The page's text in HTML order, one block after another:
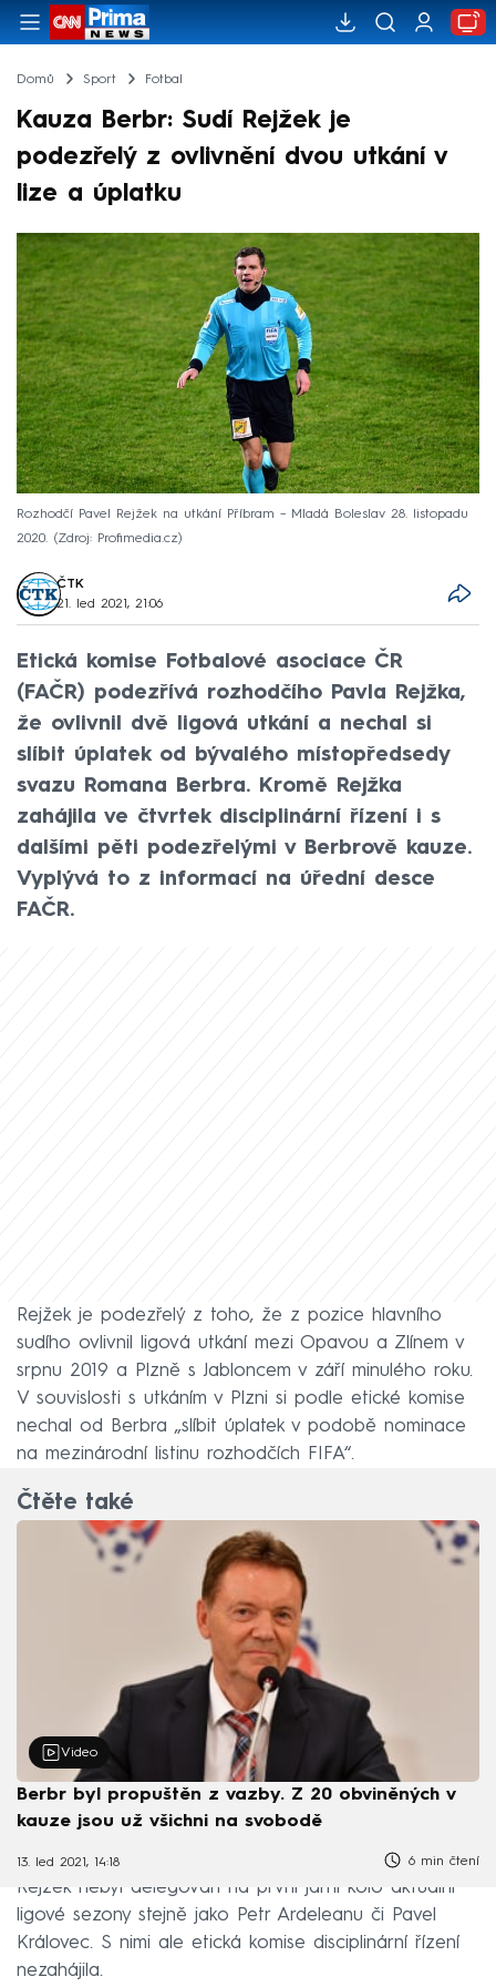
Domů Sport Fotbal
Kauza Berbr: Sudí Rejžek je
podezřelý z ovlivnění dvou utkání v
lize a úplatku
Rozhodčí Pavel Rejžek na utkání Příbram –⁠ Mladá Boleslav 28. listopadu
2020.
Zdroj: Profimedia.cz
ČTK
21. led 2021, 21:06
Etická komise Fotbalové asociace ČR
(FAČR) podezřívá rozhodčího Pavla Rejžka,
že ovlivnil dvě ligová utkání a nechal si
slíbit úplatek od bývalého místopředsedy
svazu Romana Berbra. Kromě Rejžka
zahájila ve čtvrtek disciplinární řízení i s
dalšími pěti podezřelými v Berbrově kauze.
Vyplývá to z informací na úřední desce
FAČR.
Rejžek je podezřelý z toho, že z pozice hlavního
sudího ovlivnil ligová utkání mezi Opavou a Zlínem v
srpnu 2019 a Plzně s Jabloncem v září minulého roku.
V souvislosti s utkáním v Plzni si podle etické komise
nechal od Berbra „slíbit úplatek v podobě nominace
na mezinárodní listinu rozhodčích FIFA“.
Čtěte také
Video
Berbr byl propuštěn z vazby. Z 20 obviněných v
kauze jsou už všichni na svobodě
13. led 2021, 14:18 6 min čtení
Rejžek nebyl delegován na první jarní kolo aktuální
ligové sezony stejně jako Petr Ardeleanu či Pavel
Královec. S nimi ale etická komise disciplinární řízení
nezahájila.